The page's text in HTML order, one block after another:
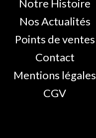
Notre Histoire
Nos Actualités
Points de ventes
Contact
Mentions légales
CGV